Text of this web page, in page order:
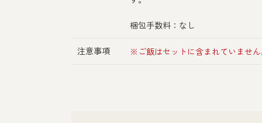
梱包手数料：なし
注意事項 ※ご飯はセットに含まれていませ